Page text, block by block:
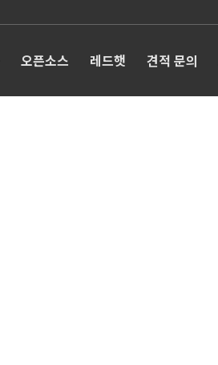
오픈소스 레드햇 견적 문의